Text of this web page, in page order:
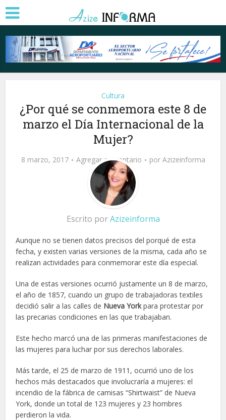
Cultura
¿Por qué se conmemora este 8 de
marzo el Día Internacional de la
Mujer?
8 marzo, 2017 Agregar comentario por Azizeinforma
Escrito porAzizeinforma
Aunque no se tienen datos precisos del porqué de esta
fecha, y existen varias versiones de la misma, cada año se
realizan actividades para conmemorar este día especial.
Una de estas versiones ocurrió justamente un 8 de marzo,
el año de 1857, cuando un grupo de trabajadoras textiles
decidió salir a las calles de Nueva Yorkpara protestar por
las precarias condiciones en las que trabajaban.
Este hecho marcó una de las primeras manifestaciones de
las mujeres para luchar por sus derechos laborales.
Más tarde, el 25 de marzo de 1911, ocurrió uno de los
hechos más destacados que involucraría a mujeres: el
incendio de la fábrica de camisas “Shirtwaist” de Nueva
York, donde un total de 123 mujeres y 23 hombres
perdieron la vida.